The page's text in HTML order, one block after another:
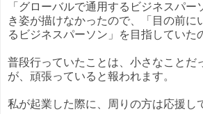
「グローバルで通用するビジネスパー
き姿が描けなかったので、「目の前に
るビジネスパーソン」を目指していた
普段行っていたことは、小さなことだ
が、頑張っていると報われます。
私が起業した際に、周りの方は応援し